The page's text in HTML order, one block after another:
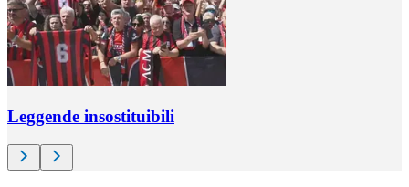
Leggende insostituibili